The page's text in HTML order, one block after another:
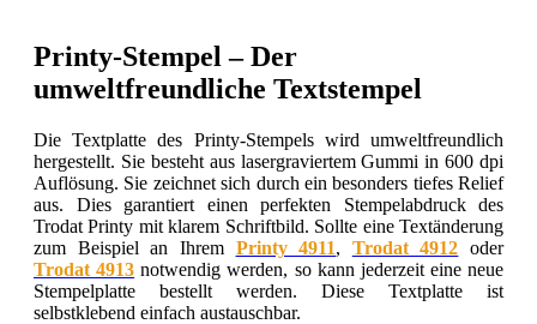
Printy-Stempel – Der
umweltfreundliche Textstempel
Die Textplatte des Printy-Stempels wird umweltfreundlich
hergestellt. Sie besteht aus lasergraviertem Gummi in 600 dpi
Auflösung. Sie zeichnet sich durch ein besonders tiefes Relief
aus. Dies garantiert einen perfekten Stempelabdruck des
Trodat Printy mit klarem Schriftbild. Sollte eine Textänderung
zum Beispiel an Ihrem Printy 4911, Trodat 4912 oder
Trodat 4913 notwendig werden, so kann jederzeit eine neue
Stempelplatte bestellt werden. Diese Textplatte ist
selbstklebend einfach austauschbar.